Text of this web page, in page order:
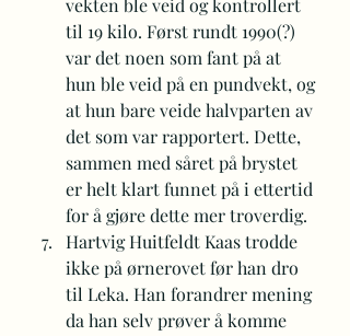
vekten ble veid og kontrollert
til 19 kilo. Først rundt 1990(?)
var det noen som fant på at
hun ble veid på en pundvekt, og
at hun bare veide halvparten av
det som var rapportert. Dette,
sammen med såret på brystet
er helt klart funnet på i ettertid
for å gjøre dette mer troverdig.
Hartvig Huitfeldt Kaas trodde
ikke på ørnerovet før han dro
til Leka. Han forandrer mening
da han selv prøver å komme